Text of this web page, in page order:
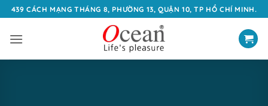
qua
nội
439 CÁCH MẠNG THÁNG 8, PHƯỜNG 13, QUẬN 10, TP HỒ CHÍ MINH.